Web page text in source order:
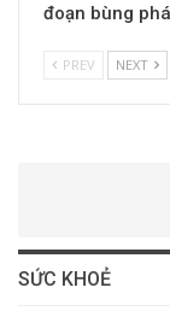
đoạn bùng
PREV NEXT
SỨC KHOẺ